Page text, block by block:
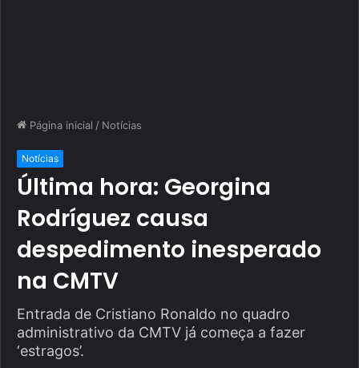
Página inicial / Notícias
Notícias
Última hora: Georgina
Rodríguez causa
despedimento inesperado
na CMTV
Entrada de Cristiano Ronaldo no quadro
administrativo da CMTV já começa a fazer
‘estragos’.